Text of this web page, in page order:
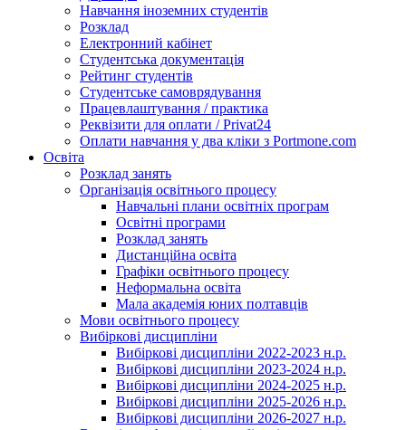
Навчання іноземних студентів
Розклад
Електронний кабінет
Студентська документація
Рейтинг студентів
Студентське самоврядування
Працевлаштування / практика
Реквізити для оплати / Privat24
Оплати навчання у два кліки з Portmone.com
Освіта
Розклад занять
Організація освітнього процесу
Навчальні плани освітніх програм
Освітні програми
Розклад занять
Дистанційна освіта
Графіки освітнього процесу
Неформальна освіта
Мала академія юних полтавців
Мови освітнього процесу
Вибіркові дисципліни
Вибіркові дисципліни 2022-2023 н.р.
Вибіркові дисципліни 2023-2024 н.р.
Вибіркові дисципліни 2024-2025 н.р.
Вибіркові дисципліни 2025-2026 н.р.
Вибіркові дисципліни 2026-2027 н.р.